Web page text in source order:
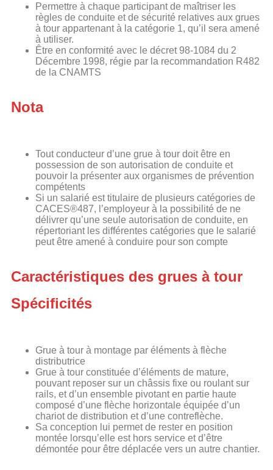
Permettre à chaque participant de maîtriser les
règles de conduite et de sécurité relatives aux grues
à tour appartenant à la catégorie 1, qu’il sera amené
à utiliser.
Être en conformité avec le décret 98-1084 du 2
Décembre 1998, régie par la recommandation R482
de la CNAMTS
Nota
Tout conducteur d’une grue à tour doit être en
possession de son autorisation de conduite et
pouvoir la présenter aux organismes de prévention
compétents
Si un salarié est titulaire de plusieurs catégories de
CACES®487, l’employeur à la possibilité de ne
délivrer qu’une seule autorisation de conduite, en
répertoriant les différentes catégories que le salarié
peut être amené à conduire pour son compte
Caractéristiques des grues à tour
Spécificités
Grue à tour à montage par éléments à flèche
distributrice
Grue à tour constituée d’éléments de mature,
pouvant reposer sur un châssis fixe ou roulant sur
rails, et d’un ensemble pivotant en partie haute
composé d’une flèche horizontale équipée d’un
chariot de distribution et d’une contreflèche.
Sa conception lui permet de rester en position
montée lorsqu’elle est hors service et d’être
démontée pour être déplacée vers un autre chantier.